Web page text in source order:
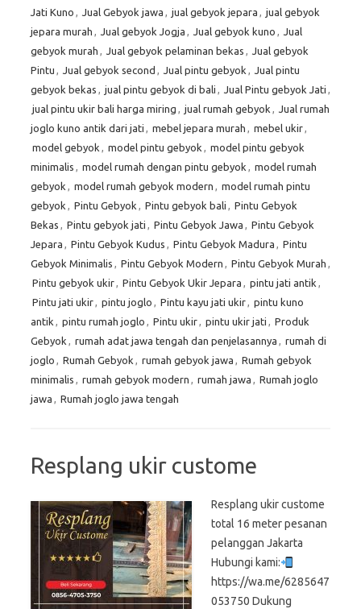
Jati Kuno , Jual Gebyok jawa , jual gebyok jepara , jual gebyok
jepara murah , Jual gebyok Jogja , Jual gebyok kuno , Jual
gebyok murah , Jual gebyok pelaminan bekas , Jual gebyok
Pintu , Jual gebyok second , Jual pintu gebyok , Jual pintu
gebyok bekas , jual pintu gebyok di bali , Jual Pintu gebyok Jati ,
jual pintu ukir bali harga miring , jual rumah gebyok , Jual rumah
joglo kuno antik dari jati , mebel jepara murah , mebel ukir,
model gebyok , model pintu gebyok , model pintu gebyok
minimalis , model rumah dengan pintu gebyok , model rumah
gebyok , model rumah gebyok modern , model rumah pintu
gebyok , Pintu Gebyok , Pintu gebyok bali , Pintu Gebyok
Bekas , Pintu gebyok jati , Pintu Gebyok Jawa , Pintu Gebyok
Jepara , Pintu Gebyok Kudus , Pintu Gebyok Madura , Pintu
Gebyok Minimalis , Pintu Gebyok Modern , Pintu Gebyok Murah ,
Pintu gebyok ukir, Pintu Gebyok Ukir Jepara , pintu jati antik ,
Pintu jati ukir, pintu joglo , Pintu kayu jati ukir, pintu kuno
antik , pintu rumah joglo , Pintu ukir, pintu ukir jati , Produk
Gebyok , rumah adat jawa tengah dan penjelasannya , rumah di
joglo , Rumah Gebyok , rumah gebyok jawa , Rumah gebyok
minimalis , rumah gebyok modern , rumah jawa , Rumah joglo
jawa , Rumah joglo jawa tengah
Resplang ukir custome
Resplang ukir custome
total 16 meter pesanan
pelanggan Jakarta
Hubungi kami:
https://wa.me/6285647
053750 Dukung